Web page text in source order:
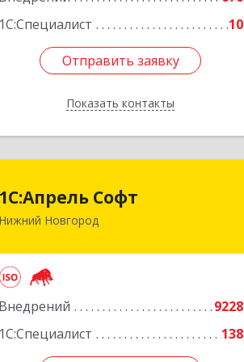
1С:Специалист
10
Отправить заявку
Показать контакты
Подробнее
Отправить заявку
Назад
1С:Апрель Софт
Нижний Новгород
Внедрений
9228
1С:Специалист
138
1С:Апрель Софт
603000, Нижегородская обл, Нижний
Подробнее